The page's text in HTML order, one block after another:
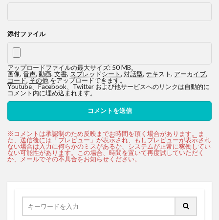
添付ファイル
アップロードファイルの最大サイズ: 50 MB。
画像, 音声, 動画, 文書, スプレッドシート, 対話型, テキスト, アーカイブ,
コード,その他をアップロードできます。
Youtube、Facebook、Twitter および他サービスへのリンクは自動的に
コメント内に埋め込まれます。